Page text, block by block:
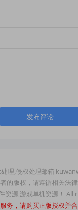
发布评论
理,侵权处理邮箱
的版权，请遵循相关法
资源,游戏单机资源！ All
务，请购买正版授权并合